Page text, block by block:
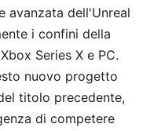
avanzata dell'Unreal
i confini della
Series X e PC.
nuovo progetto
titolo precedente,
di competere